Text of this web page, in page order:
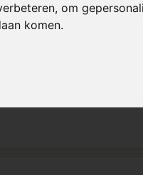
om
komen.
Al vanaf€ 1,49per stuk